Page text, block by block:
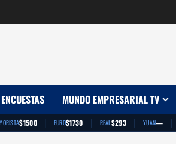
MUNDO EMPRESARIAL TV
$1500 | EURO$1730 | REAL$293 | YUAN— |